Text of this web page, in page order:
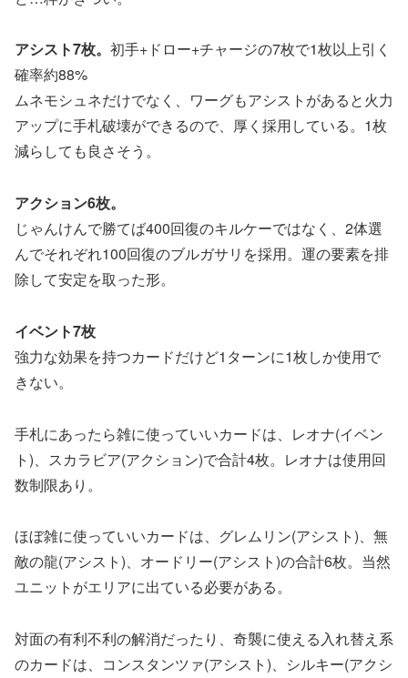
アシスト7枚。 初手+ドロー+チャージの7枚で1枚以上引く
確率約88%
ムネモシュネだけでなく、ワーグもアシストがあると火力
アップに手札破壊ができるので、厚く採用している。1枚
減らしても良さそう。
アクション6枚。
じゃんけんで勝てば400回復のキルケーではなく、2体選
んでそれぞれ100回復のブルガサリを採用。運の要素を排
除して安定を取った形。
イベント7枚
強力な効果を持つカードだけど1ターンに1枚しか使用で
きない。
手札にあったら雑に使っていいカードは、レオナ(イベン
ト)、スカラビア(アクション)で合計4枚。レオナは使用回
数制限あり。
ほぼ雑に使っていいカードは、グレムリン(アシスト)、無
敵の龍(アシスト)、オードリー(アシスト)の合計6枚。当然
ユニットがエリアに出ている必要がある。
対面の有利不利の解消だったり、奇襲に使える入れ替え系
のカードは、コンスタンツァ(アシスト)、シルキー(アクシ